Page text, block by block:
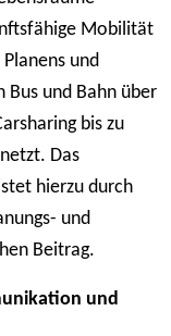
Mobilität
und
Bus und Bahn über
bis zu
Das
hierzu durch
und
Beitrag.
und